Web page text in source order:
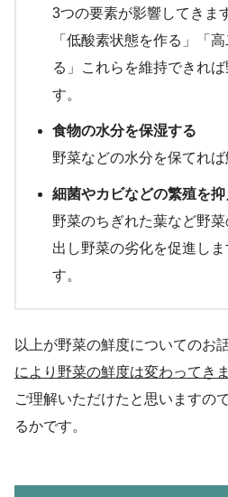
3つの要素が影響してきま
「低酸素状態を作る」「
る」これらを維持できれ
す。
食物の水分を保湿する
野菜などの水分を保てれば
細菌やカビなどの繁殖を抑
野菜のちぎれた葉など野
出し野菜の劣化を促進し
す。
以上が野菜の鮮度についてのお話
により野菜の鮮度は変わってき
ご理解いただけたと思いますの
るかです。